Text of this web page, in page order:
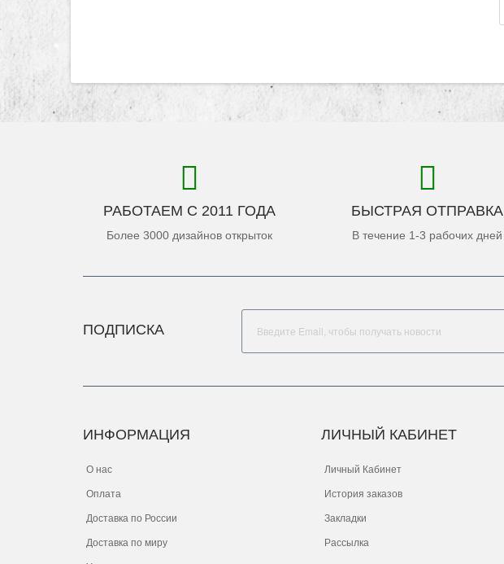
РАБОТАЕМ С 2011 ГОДА
Более 3000 дизайнов открыток
БЫСТРАЯ ОТПРАВКА
В течение 1-3 рабочих дней
ПОДПИСКА
ИНФОРМАЦИЯ
О нас
Оплата
Доставка по России
Доставка по миру
ЛИЧНЫЙ КАБИНЕТ
Личный Кабинет
История заказов
Закладки
Рассылка